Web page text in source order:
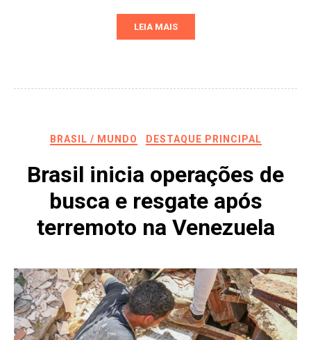
LEIA MAIS
BRASIL / MUNDO DESTAQUE PRINCIPAL
Brasil inicia operações de
busca e resgate após
terremoto na Venezuela